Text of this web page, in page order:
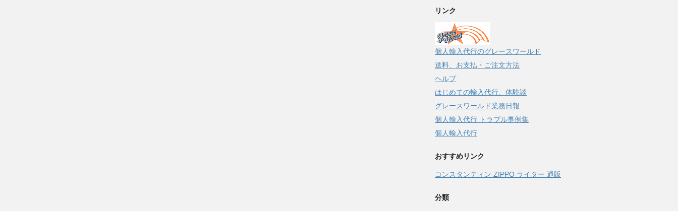
リンク
個人輸入代行のグレースワールド
送料、お支払・ご注文方法
ヘルプ
はじめての輸入代行、体験談
グレースワールド業務日報
個人輸入代行 トラブル事例集
個人輸入代行
おすすめリンク
コンスタンティン ZIPPO ライター 通販
分類